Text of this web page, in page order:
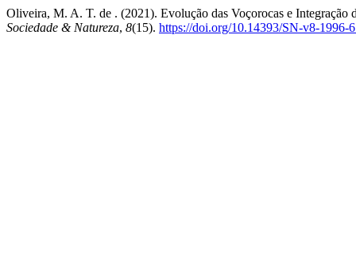
Oliveira, M. A. T. de . (2021). Evolução das Voçorocas e Integração
Sociedade & Natureza, 8(15). https://doi.org/10.14393/SN-v8-1996-